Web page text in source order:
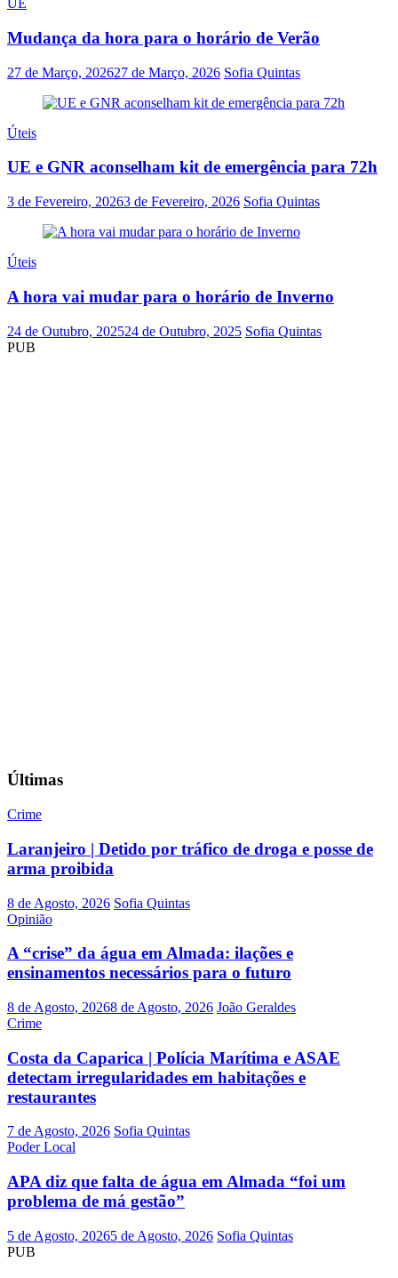
UE
Mudança da hora para o horário de Verão
27 de Março, 202627 de Março, 2026 Sofia Quintas
Úteis
UE e GNR aconselham kit de emergência para 72h
3 de Fevereiro, 20263 de Fevereiro, 2026 Sofia Quintas
Úteis
A hora vai mudar para o horário de Inverno
24 de Outubro, 202524 de Outubro, 2025 Sofia Quintas
PUB
Últimas
Crime
Laranjeiro | Detido por tráfico de droga e posse de
arma proibida
8 de Agosto, 2026 Sofia Quintas
Opinião
A “crise” da água em Almada: ilações e
ensinamentos necessários para o futuro
8 de Agosto, 20268 de Agosto, 2026 João Geraldes
Crime
Costa da Caparica | Polícia Marítima e ASAE
detectam irregularidades em habitações e
restaurantes
7 de Agosto, 2026 Sofia Quintas
Poder Local
APA diz que falta de água em Almada “foi um
problema de má gestão”
5 de Agosto, 20265 de Agosto, 2026 Sofia Quintas
PUB